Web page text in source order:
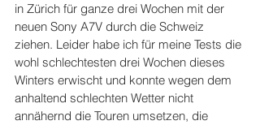
in Zürich für ganze drei Wochen mit der
neuen Sony A7V durch die Schweiz
ziehen. Leider habe ich für meine Tests die
wohl schlechtesten drei Wochen dieses
Winters erwischt und konnte wegen dem
anhaltend schlechten Wetter nicht
annähernd die Touren umsetzen, die